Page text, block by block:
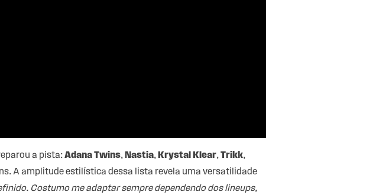
a pista:Adana Twins, Nastia, Krystal Klear,Trikk,
A amplitude estilística dessa lista revela uma versatilidade
Costumo me adaptar sempre dependendo dos lineups,